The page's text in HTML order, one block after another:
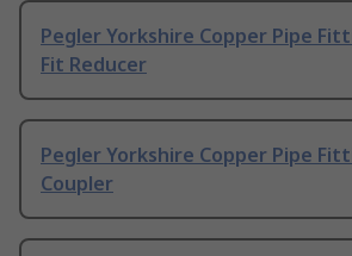
Pegler Yorkshire Copper Pipe
Fit Reducer
Pegler Yorkshire Copper Pipe
Coupler